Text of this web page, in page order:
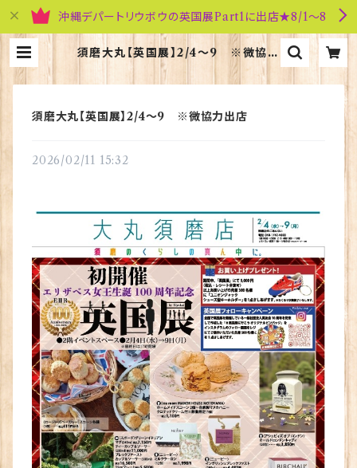
沖縄デパートリウボウの英国展Part1に出店★8/1～8
須磨大丸【英国展】2/4～9 ※微協力
出店 | 英国雑貨専門店ブリティッシ
ュ・ライフ
須磨大丸【英国展】2/4～9 ※微協力出店
2026/02/11 15:32